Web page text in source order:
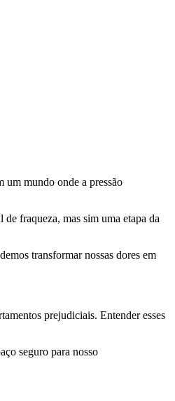
um mundo onde a pressão
fraqueza, mas sim uma etapa da
transformar nossas dores em
prejudiciais. Entender esses
seguro para nosso